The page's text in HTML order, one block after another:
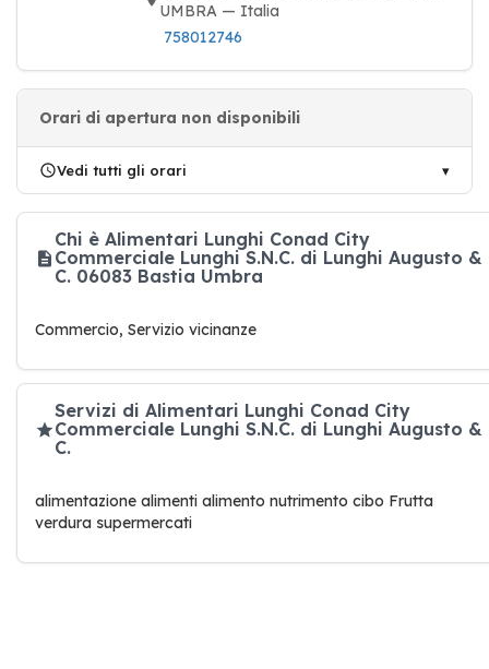
UMBRA — Italia
758012746
Orari di apertura non disponibili
Vedi tutti gli orari
Chi è Alimentari Lunghi Conad City
Commerciale Lunghi S.N.C. di Lunghi Augusto &
C. 06083 Bastia Umbra
Commercio, Servizio vicinanze
Servizi di Alimentari Lunghi Conad City
Commerciale Lunghi S.N.C. di Lunghi Augusto &
C.
alimentazione alimenti alimento nutrimento cibo Frutta
verdura supermercati